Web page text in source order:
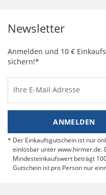
Newsletter
Anmelden und 10 €
sichern!*
Ihre E-Mail Adresse
ANMELDEN
Der Einkaufsgutschein ist nur
einlösbar unter www.hirmer.de.
Mindesteinkaufswert beträgt
Gutschein ist pro Person nur